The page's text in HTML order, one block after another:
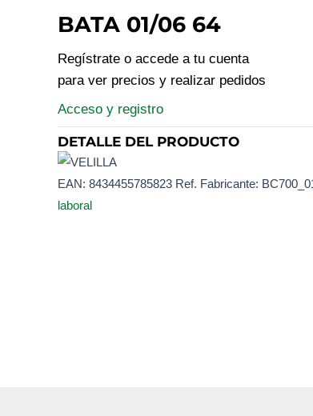
BATA 01/06 64
Regístrate o accede a tu cuenta
para ver precios y realizar pedidos
Acceso y registro
DETALLE DEL PRODUCTO
EAN: 8434455785823 Ref. Fabricante:
laboral